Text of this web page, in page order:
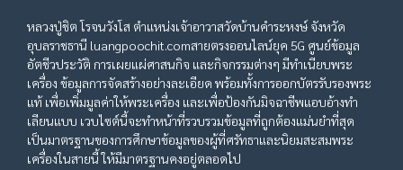
หลวงปู่ชิต โรจนวังโส ตำแหน่งเจ้าอาวาสวัดบ้านคำระหงษ์ จังหวัด
อุบลราชธานี luangpoochit.comสายตรงออนไลน์ยุค 5G ศูนย์ข้อมูล
อัตชีวประวัติ การเผยแผ่ศาสนกิจ และกิจกรรมต่างๆ มีทำเนียบพระ
เครื่อง ข้อมูลการจัดสร้างอย่างละเอียด พร้อมทั้งการออกบัตรรับรองพระ
แท้ เพื่อเพิ่มมูลค่าให้พระเครื่อง และเพื่อป้องกันมิจฉาชีพแอบอ้างทำ
เลียนแบบ เวบไซต์นี้จะทำหน้าที่รวบรวมข้อมูลที่ถูกต้องแม่นยำที่สุด
เป็นมาตรฐานของการศึกษาข้อมูลของผู้ที่ศรัทธาและนิยมสะสมพระ
เครื่องในสายนี้ ให้มีมาตรฐานคงอยู่ตลอดไป